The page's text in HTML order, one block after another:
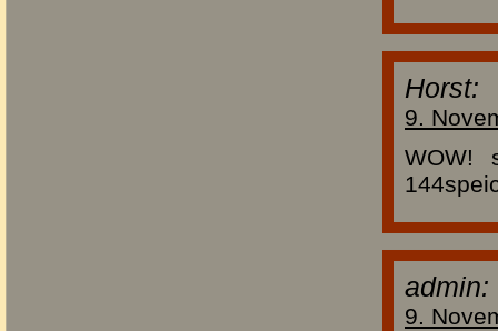
Horst:
9.
WOW!
admin:
9.